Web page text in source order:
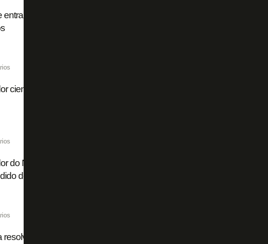
entra em lista dos técnicos que saíram mais rápido do Botafogo nos
científico do Botafogo aceita convite de Zé Ricardo e vai para o Vasco
do Núcleo de Saúde e Performance do Botafogo é sondado pelo
de Zé Ricardo
resolveu. Zé Ricardo nem tanto. Botafogo vive expectativa sobre tempo